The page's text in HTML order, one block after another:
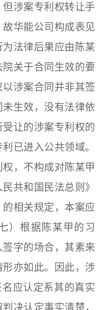
涉案专利权转让手
华能公司构成表见
法律后果应由陈某
关于合同生效的要
涉案合同并非其签
生效，没有法律依
让的涉案专利权的
已进入公共领域。
，不构成对陈某甲
共和国民法总则》
的相关规定，本案应
）根据陈某甲的习
字的场合，其素来
亦如此。因此，涉
应认定系其的真实
决认定事实清楚，